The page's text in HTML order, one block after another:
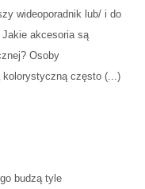
wideoporadnik lub/ i do
akcesoria są
Osoby
kolorystyczną często (...)
budzą tyle